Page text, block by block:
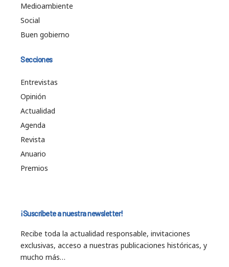
Medioambiente
Social
Buen gobierno
Secciones
Entrevistas
Opinión
Actualidad
Agenda
Revista
Anuario
Premios
¡Suscríbete a nuestra newsletter!
Recibe toda la actualidad responsable, invitaciones
exclusivas, acceso a nuestras publicaciones históricas, y
mucho más…